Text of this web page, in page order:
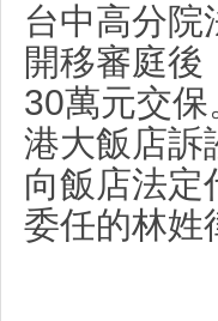
台中高分院
開移審庭後
30萬元交保
港大飯店訴
向飯店法定
委任的林姓